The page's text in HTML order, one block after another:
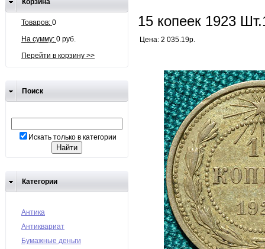
Корзина
Товаров: 0
На сумму: 0 руб.
Перейти в корзину >>
Поиск
Искать только в категории
Категории
Антика
Антиквариат
Бумажные деньги
15 копеек 1923
Цена: 2 035.19р.